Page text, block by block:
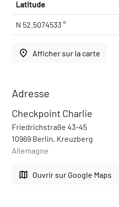
Latitude
N 52.5074533 °
place Afficher sur la carte
Adresse
Checkpoint Charlie
Friedrichstraße 43-45
10969 Berlin, Kreuzberg
Allemagne
map Ouvrir sur Google Maps